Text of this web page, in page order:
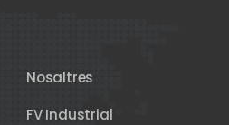
Nosaltres
FV Industrial